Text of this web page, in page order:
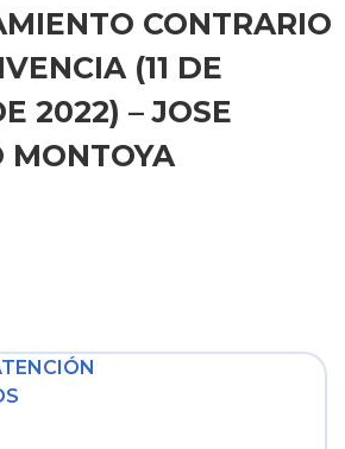
CONTRARIO
(11 DE
2022) – JOSE
MONTOYA